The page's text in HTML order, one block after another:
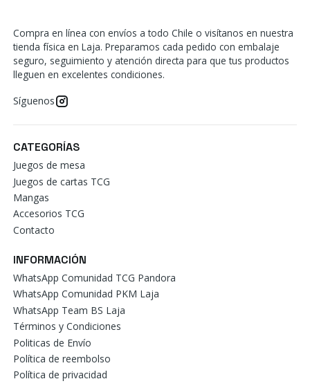
Compra en línea con envíos a todo Chile o visítanos en nuestra
tienda física en Laja. Preparamos cada pedido con embalaje
seguro, seguimiento y atención directa para que tus productos
lleguen en excelentes condiciones.
Síguenos
CATEGORÍAS
Juegos de mesa
Juegos de cartas TCG
Mangas
Accesorios TCG
Contacto
INFORMACIÓN
WhatsApp Comunidad TCG Pandora
WhatsApp Comunidad PKM Laja
WhatsApp Team BS Laja
Términos y Condiciones
Politicas de Envío
Política de reembolso
Política de privacidad